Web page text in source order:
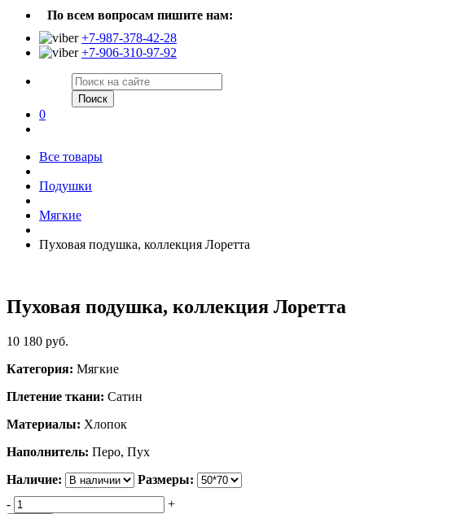
По всем вопросам пишите нам:
+7-987-378-42-28
+7-906-310-97-92
Поиск
0
Все товары
Подушки
Мягкие
Пуховая подушка, коллекция Лоретта
Пуховая подушка, коллекция Лоретта
10 180 руб.
Категория: Мягкие
Плетение ткани: Сатин
Материалы: Хлопок
Наполнитель: Перо, Пух
Наличие:
Размеры:
-
+